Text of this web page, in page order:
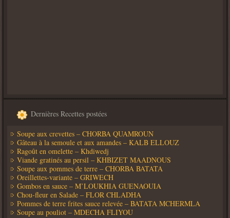
Dernières Recettes postées
Soupe aux crevettes – CHORBA QUAMROUN
Gâteau à la semoule et aux amandes – KALB ELLOUZ
Ragoût en omelette – Khdiwedj
Viande gratinés au persil – KHBIZET MAADNOUS
Soupe aux pommes de terre – CHORBA BATATA
Oreillettes-variante – GRIWECH
Gombos en sauce – M’LOUKHIA GUENAOUIA
Chou-fleur en Salade – FLOR CHLADHA
Pommes de terre frites sauce relevée – BATATA MCHERMLA
Soupe au pouliot – MDECHA FLIYOU